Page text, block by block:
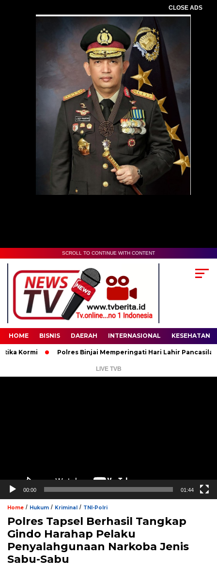
CLOSE ADS
00:00
SCROLL TO CONTINUE WITH CONTENT
HOME BISNIS DAERAH INTERNASIONAL KESEHATAN
Polres Binjai Memperingati Hari Lahir Pancasila Tahun
LIVE TVB
00:00 01:44
Home / Hukum / Kriminal / TNI-Polri
Polres Tapsel Berhasil Tangkap
Gindo Harahap Pelaku
Penyalahgunaan Narkoba Jenis
Sabu-Sabu